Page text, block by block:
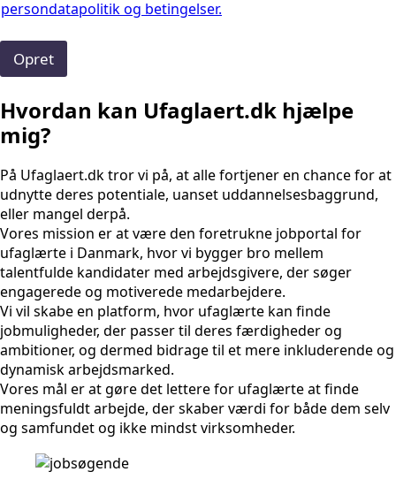
persondatapolitik og betingelser.
Opret
Hvordan kan Ufaglaert.dk hjælpe
mig?
På Ufaglaert.dk tror vi på, at alle fortjener en chance for at
udnytte deres potentiale, uanset uddannelsesbaggrund,
eller mangel derpå.
Vores mission er at være den foretrukne jobportal for
ufaglærte i Danmark, hvor vi bygger bro mellem
talentfulde kandidater med arbejdsgivere, der søger
engagerede og motiverede medarbejdere.
Vi vil skabe en platform, hvor ufaglærte kan finde
jobmuligheder, der passer til deres færdigheder og
ambitioner, og dermed bidrage til et mere inkluderende og
dynamisk arbejdsmarked.
Vores mål er at gøre det lettere for ufaglærte at finde
meningsfuldt arbejde, der skaber værdi for både dem selv
og samfundet og ikke mindst virksomheder.